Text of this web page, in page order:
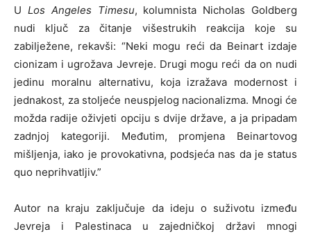
U Los Angeles Timesu, kolumnista Nicholas Goldberg
nudi ključ za čitanje višestrukih reakcija koje su
zabilježene, rekavši: “Neki mogu reći da Beinart izdaje
cionizam i ugrožava Jevreje. Drugi mogu reći da on nudi
jedinu moralnu alternativu, koja izražava modernost i
jednakost, za stoljeće neuspjelog nacionalizma. Mnogi će
možda radije oživjeti opciju s dvije države, a ja pripadam
zadnjoj kategoriji. Međutim, promjena Beinartovog
mišljenja, iako je provokativna, podsjeća nas da je status
quo neprihvatljiv.”
Autor na kraju zaključuje da ideju o suživotu između
Jevreja i Palestinaca u zajedničkoj državi mnogi